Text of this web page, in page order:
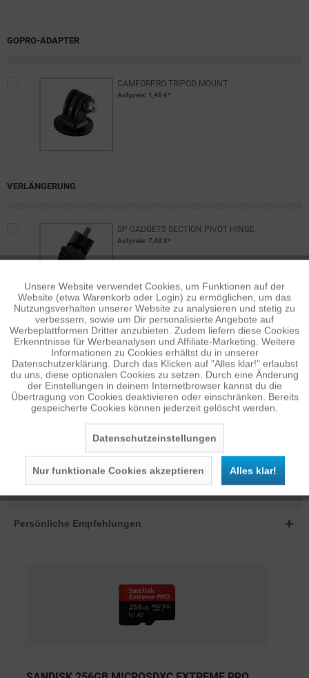
GOPRO-ADAPTER
CAMFORPRO TRIPOD MOUNT
Aufpreis: 1,48 €*
VERLÄNGERUNG
SP GADGETS SECTION PIVOT HINGE
Aufpreis: 7,48 €*
BESCHREIBUNG
Noch mehr Freiheit für deine Shoots mit dem SP Gadgets
SECTION Swivel Head! Was macht deine...mehr
BEWERTUNGEN
0
Bewertungen lesen, schreiben und diskutieren...mehr
ÄHNLICHE ARTIKEL
Persönliche Empfehlungen
Funktionale Aktiv
Tracking Inaktiv
Personalisierung Inaktiv
Service Inaktiv
Unsere Website verwendet Cookies, um Funktionen auf der
Website (etwa Warenkorb oder Login) zu ermöglichen, um das
Nutzungsverhalten unserer Website zu analysieren und stetig zu
verbessern, sowie um Dir personalisierte Angebote auf
Werbeplattformen Dritter anzubieten. Zudem liefern diese Cookies
Erkenntnisse für Werbeanalysen und Affiliate-Marketing. Weitere
Informationen zu Cookies erhältst du in unserer
Datenschutzerklärung. Durch das Klicken auf "Alles klar!" erlaubst
du uns, diese optionalen Cookies zu setzen. Durch eine Änderung
der Einstellungen in deinem Internetbrowser kannst du die
Übertragung von Cookies deaktivieren oder einschränken. Bereits
gespeicherte Cookies können jederzeit gelöscht werden.
Datenschutzeinstellungen
Nur funktionale Cookies akzeptieren Alles klar!